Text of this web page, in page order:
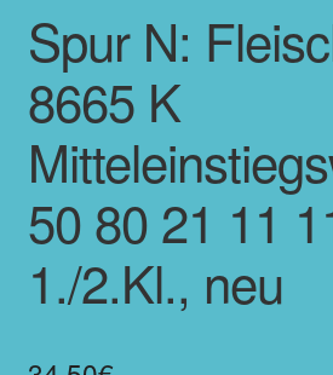
Spur N:
8665 K
50 80 21 11
1./2.Kl., neu